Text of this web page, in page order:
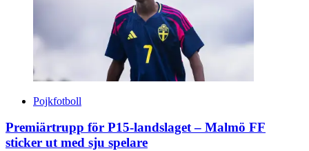
Pojkfotboll
Premiärtrupp för P15-landslaget – Malmö FF
sticker ut med sju spelare